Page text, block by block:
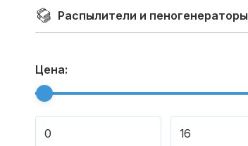
Распылители и пеногенераторы
Цена: